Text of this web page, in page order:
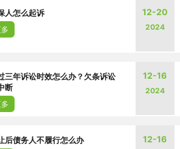
人怎么起诉 12-20
2024
三年诉讼时效怎么办？欠条诉讼
断
12-16
2024
后债务人不履行怎么办 12-16